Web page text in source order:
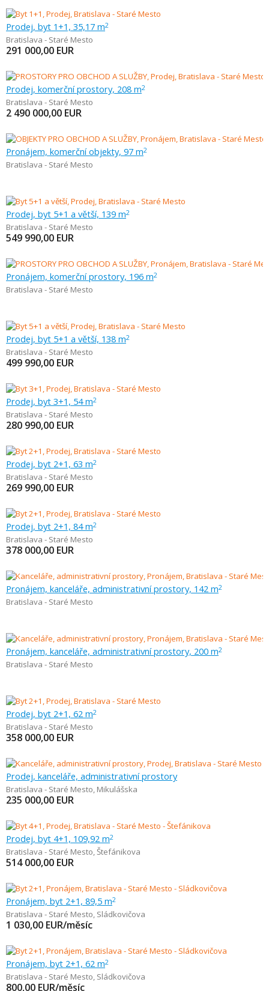
Prodej, byt 1+1, 35,17 m2
Bratislava - Staré Mesto
291 000,00 EUR
Prodej, komerční prostory, 208 m2
Bratislava - Staré Mesto
2 490 000,00 EUR
Pronájem, komerční objekty, 97 m2
Bratislava - Staré Mesto
Prodej, byt 5+1 a větší, 139 m2
Bratislava - Staré Mesto
549 990,00 EUR
Pronájem, komerční prostory, 196 m2
Bratislava - Staré Mesto
Prodej, byt 5+1 a větší, 138 m2
Bratislava - Staré Mesto
499 990,00 EUR
Prodej, byt 3+1, 54 m2
Bratislava - Staré Mesto
280 990,00 EUR
Prodej, byt 2+1, 63 m2
Bratislava - Staré Mesto
269 990,00 EUR
Prodej, byt 2+1, 84 m2
Bratislava - Staré Mesto
378 000,00 EUR
Pronájem, kanceláře, administrativní prostory, 142 m2
Bratislava - Staré Mesto
Pronájem, kanceláře, administrativní prostory, 200 m2
Bratislava - Staré Mesto
Prodej, byt 2+1, 62 m2
Bratislava - Staré Mesto
358 000,00 EUR
Prodej, kanceláře, administrativní prostory
Bratislava - Staré Mesto, Mikulášska
235 000,00 EUR
Prodej, byt 4+1, 109,92 m2
Bratislava - Staré Mesto,Štefánikova
514 000,00 EUR
Pronájem, byt 2+1, 89,5 m2
Bratislava - Staré Mesto, Sládkovičova
1 030,00 EUR/měsíc
Pronájem, byt 2+1, 62 m2
Bratislava - Staré Mesto, Sládkovičova
800,00 EUR/měsíc